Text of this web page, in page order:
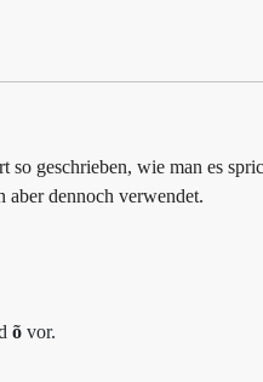
so geschrieben, wie man es
aber dennoch verwendet.
õ vor.